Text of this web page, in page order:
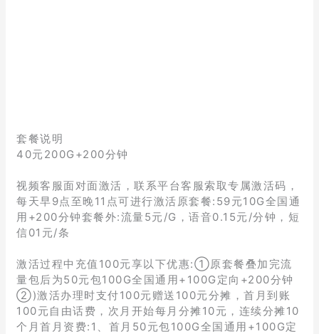
套餐说明
40元200G+200分钟
视频客服面对面激活，联系平台客服索取专属激活码，
每天早9点至晚11点可进行激活原套餐:59元10G全国通
用+200分钟套餐外:流量5元/G，语音0.15元/分钟，短
信01元/条
激活过程中充值100元享以下优惠:①原套餐叠加完流
量包后为50元包100G全国通用+100G定向+200分钟
②)激活办理时支付100元赠送100元分摊，首月到账
100元自由话费，次月开始每月分摊10元，连续分摊10
个月首月资费:1、首月50元包100G全国通用+100G定